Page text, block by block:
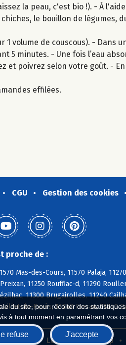
du site, pour récolter des
à tout moment en paramétrant vos
refuse J'accepte
la peau, c'est bio !). - À l'aide
le bouillon de légumes,
1 volume de couscous). - Dans
5 minutes. - Une fois l’eau
et poivrez selon votre goût. -
effilées.
CGU Gestion des cookies
proche de :
Mas-des-Cours, 11570 Palaja,
11250 Rouffiac-d, 11290
11300 Brugairolles, 11240
du-Razès, 11240 Ferran, 11240
Le réseau Biocoop